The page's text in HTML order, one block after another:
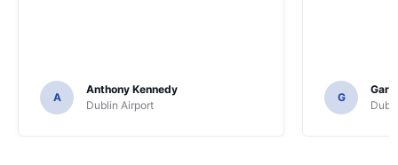
A
Anthony Kennedy
Dublin Airport
G
Gary